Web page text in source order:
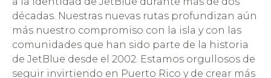
décadas. Nuestras nuevas rutas profundizan aún
más nuestro compromiso con la isla y con las
comunidades que han sido parte de la historia
de JetBlue desde el 2002. Estamos orgullosos de
seguir invirtiendo en Puerto Rico y de crear más